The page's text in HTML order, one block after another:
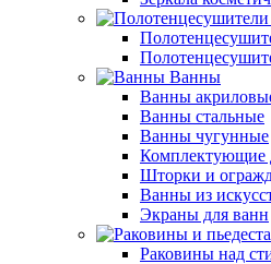
Ванны
Ванны
Ванны стальные
Ванны чугунные
Комплектующие
Шторки и
Ванны из
Экраны для ванн
Раковины над